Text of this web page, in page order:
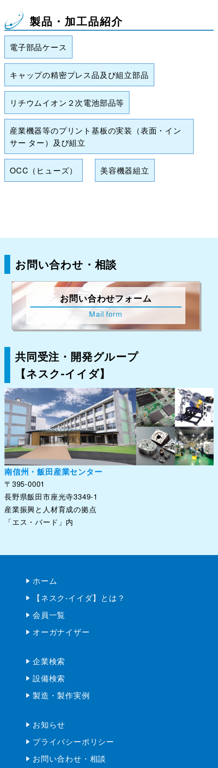
製品・加工品紹介
電子部品ケース
キャップの精密プレス品及び組立部品
リチウムイオン２次電池部品等
産業機器等のプリント基板の実装（表面・イン
サー ター）及び組立
OCC（ヒューズ） 美容機器組立
お問い合わせ・相談
お問い合わせフォーム
Mail form
共同受注・開発グループ
【ネスク-イイダ】
南信州・飯田産業センター
〒395-0001
長野県飯田市座光寺3349-1
産業振興と人材育成の拠点
「エス・バード」内
ホーム
【ネスク-イイダ】とは？
オーガナイザー
企業検索
設備検索
製造・製作実例
プライバシーポリシー
お問い合わせ・相談
会員ログイン